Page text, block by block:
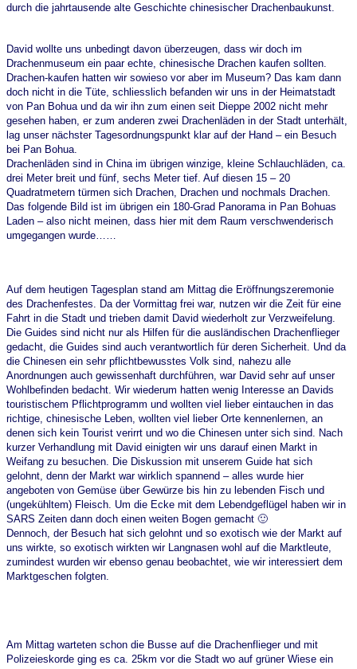
durch die jahrtausende alte Geschichte chinesischer Drachenbaukunst.
David wollte uns unbedingt davon überzeugen, dass wir doch im
Drachenmuseum ein paar echte, chinesische Drachen kaufen sollten.
Drachen-kaufen hatten wir sowieso vor aber im Museum? Das kam dann
doch nicht in die Tüte, schliesslich befanden wir uns in der Heimatstadt
von Pan Bohua und da wir ihn zum einen seit Dieppe 2002 nicht mehr
gesehen haben, er zum anderen zwei Drachenläden in der Stadt unterhält,
lag unser nächster Tagesordnungspunkt klar auf der Hand – ein Besuch
bei Pan Bohua.
Drachenläden sind in China im übrigen winzige, kleine Schlauchläden, ca.
drei Meter breit und fünf, sechs Meter tief. Auf diesen 15 – 20
Quadratmetern türmen sich Drachen, Drachen und nochmals Drachen.
Das folgende Bild ist im übrigen ein 180-Grad Panorama in Pan Bohuas
Laden – also nicht meinen, dass hier mit dem Raum verschwenderisch
umgegangen wurde……
Auf dem heutigen Tagesplan stand am Mittag die Eröffnungszeremonie
des Drachenfestes. Da der Vormittag frei war, nutzen wir die Zeit für eine
Fahrt in die Stadt und trieben damit David wiederholt zur Verzweifelung.
Die Guides sind nicht nur als Hilfen für die ausländischen Drachenflieger
gedacht, die Guides sind auch verantwortlich für deren Sicherheit. Und da
die Chinesen ein sehr pflichtbewusstes Volk sind, nahezu alle
Anordnungen auch gewissenhaft durchführen, war David sehr auf unser
Wohlbefinden bedacht. Wir wiederum hatten wenig Interesse an Davids
touristischem Pflichtprogramm und wollten viel lieber eintauchen in das
richtige, chinesische Leben, wollten viel lieber Orte kennenlernen, an
denen sich kein Tourist verirrt und wo die Chinesen unter sich sind. Nach
kurzer Verhandlung mit David einigten wir uns darauf einen Markt in
Weifang zu besuchen. Die Diskussion mit unserem Guide hat sich
gelohnt, denn der Markt war wirklich spannend – alles wurde hier
angeboten von Gemüse über Gewürze bis hin zu lebenden Fisch und
(ungekühltem) Fleisch. Um die Ecke mit dem Lebendgeflügel haben wir in
SARS Zeiten dann doch einen weiten Bogen gemacht 🙂
Dennoch, der Besuch hat sich gelohnt und so exotisch wie der Markt auf
uns wirkte, so exotisch wirkten wir Langnasen wohl auf die Marktleute,
zumindest wurden wir ebenso genau beobachtet, wie wir interessiert dem
Marktgeschen folgten.
Am Mittag warteten schon die Busse auf die Drachenflieger und mit
Polizeieskorde ging es ca. 25km vor die Stadt wo auf grüner Wiese ein